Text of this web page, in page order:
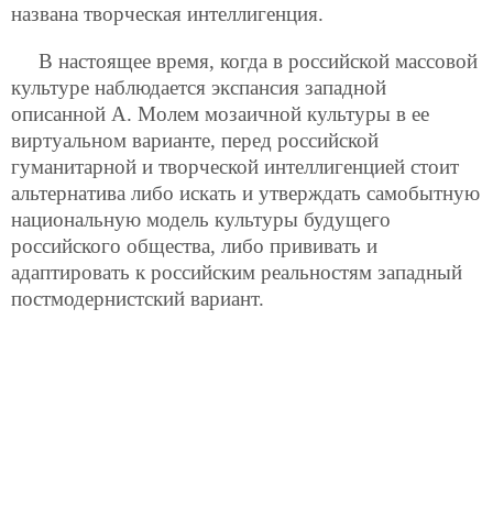
названа творческая интеллигенция.
В настоящее время, когда в российской массовой
культуре наблюдается экспансия западной
описанной А. Молем мозаичной культуры в ее
виртуальном варианте, перед российской
гуманитарной и творческой интеллигенцией стоит
альтернатива либо искать и утверждать самобытную
национальную модель культуры будущего
российского общества, либо прививать и
адаптировать к российским реальностям западный
постмодернистский вариант.